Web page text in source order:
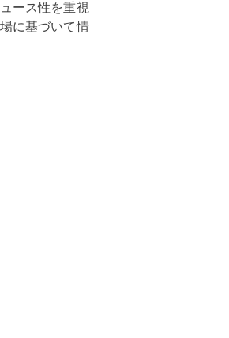
ース性を重視
に基づいて情